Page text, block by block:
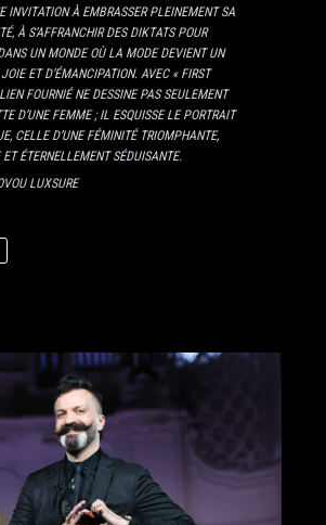
INVITATION À EMBRASSER PLEINEMENT SA
À S’AFFRANCHIR DES DIKTATS POUR
UN MONDE OÙ LA MODE DEVIENT UN
ET D’ÉMANCIPATION. AVEC « FIRST
FOURNIÉ NE DESSINE PAS SEULEMENT
D’UNE FEMME ; IL ESQUISSE LE PORTRAIT
CELLE D’UNE FÉMINITÉ TRIOMPHANTE,
ÉTERNELLEMENT SÉDUISANTE.
LUXSURE